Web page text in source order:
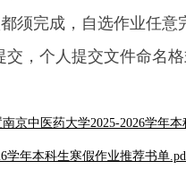
须完成，自选作业任意
交，个人提交文件命名
京中医药大学2025-2026学年
学年本科生寒假作业推荐书单